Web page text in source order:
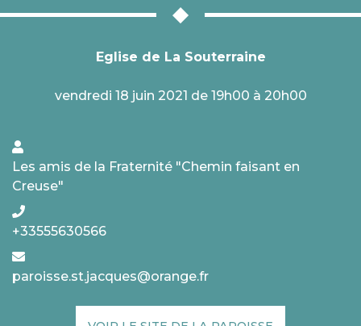
Eglise de La Souterraine
vendredi 18 juin 2021 de 19h00 à 20h00
Les amis de la Fraternité "Chemin faisant en
Creuse"
+33555630566
paroisse.st.jacques@orange.fr